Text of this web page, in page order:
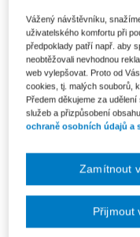
Datum vydání
Typ produktu
Komentář zákona o
(242/2022 Sb.)zařazen
vlastnictví a mediální
Autor: Jiří Hadaš
Vážený návštěvníku,
uživatelského komfortu při
předpoklady patří např. aby
neobtěžovali nevhodnou
web vylepšovat. Proto od
cookies, tj. malých souborů,
Předem děkujeme za
služeb a přizpůsobení
ochraně osobních údajů a
Zamítnout
Přijmout